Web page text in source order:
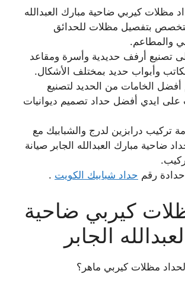
مظلات كيربي ضاحية مبارك العبدالله
متخصص بتفصيل مظلات للحدائق
والمطاعم.
تصنيع أرفف حديدية وأسرة ومقاعد
وأبواب حديد بمختلف الأشكال.
الخامات من الحديد لتصنيع
على ايدي أفضل حداد تصميم ديوانيات
تركيب درابزين لدرج والشبابيك مع
ضاحية مبارك العبدالله الجابر صيانة
رقم حداد شبابيك الكويت .
كيربي ضاحية
الجابر
مظلات كيربي ماهر؟